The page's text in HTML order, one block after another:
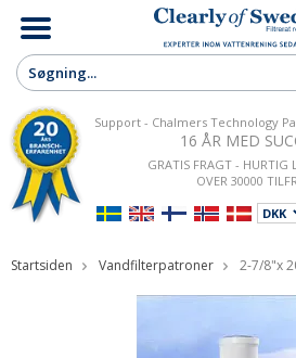
Support - Chalmers Technology
16 ÅR MED
GRATIS FRAGT - HURTIG
OVER 30000
Startsiden Vandfilterpatroner 2-7/8"x